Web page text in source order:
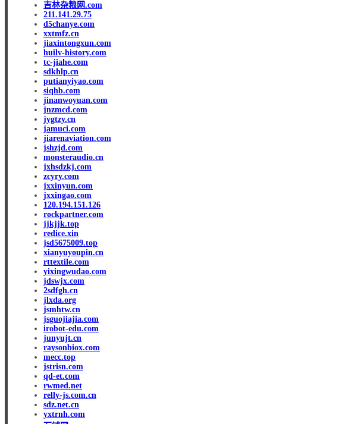
吉林杂粮网.com
211.141.29.75
d5chanye.com
xxtmfz.cn
jiaxintongxun.com
huilv-history.com
tc-jiahe.com
sdkhlp.cn
putianyiyao.com
siqhb.com
jinanwoyuan.com
jnzmcd.com
jygtzy.cn
jamuci.com
jiarenaviation.com
jshzjd.com
monsteraudio.cn
jxhsdzkj.com
zcyry.com
jxxinyun.com
jxxingao.com
120.194.151.126
rockpartner.com
jjkjjk.top
redice.xin
jsd5675009.top
xianyuyoupin.cn
rttextile.com
yixingwudao.com
jdswjx.com
2sdfgh.cn
jlxda.org
jsmhtw.cn
jsguojiajia.com
irobot-edu.com
junyujt.cn
raysonbiox.com
mecc.top
jstrisn.com
qd-et.com
rwmed.net
relly-js.com.cn
sdz.net.cn
yxtrnh.com